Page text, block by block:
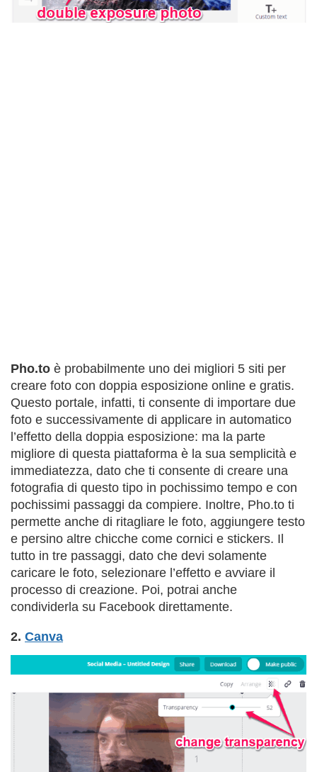
Pho.to è probabilmente uno dei migliori 5 siti per
creare foto con doppia esposizione online e gratis.
Questo portale, infatti, ti consente di importare due
foto e successivamente di applicare in automatico
l’effetto della doppia esposizione: ma la parte
migliore di questa piattaforma è la sua semplicità e
immediatezza, dato che ti consente di creare una
fotografia di questo tipo in pochissimo tempo e con
pochissimi passaggi da compiere. Inoltre, Pho.to ti
permette anche di ritagliare le foto, aggiungere testo
e persino altre chicche come cornici e stickers. Il
tutto in tre passaggi, dato che devi solamente
caricare le foto, selezionare l’effetto e avviare il
processo di creazione. Poi, potrai anche
condividerla su Facebook direttamente.
2. Canva